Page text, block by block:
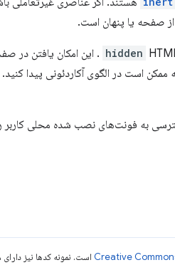
صفحه یا پنهان است.
hidden . این امکان یافتن در
است در الگوی آکاردئونی پیدا
به فونت‌های نصب شده محلی کاربر
Creative است. نمونه کدها نیز